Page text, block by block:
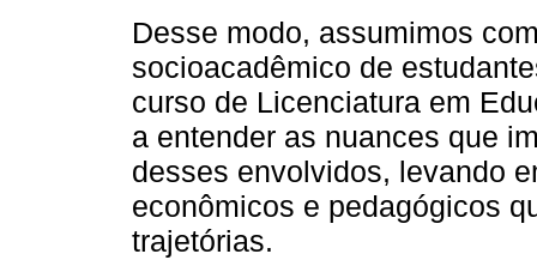
Desse modo, assumimos
socioacadêmico de
curso de Licenciatura em
a entender as nuances que
desses envolvidos, levando
econômicos e pedagógicos
trajetórias.